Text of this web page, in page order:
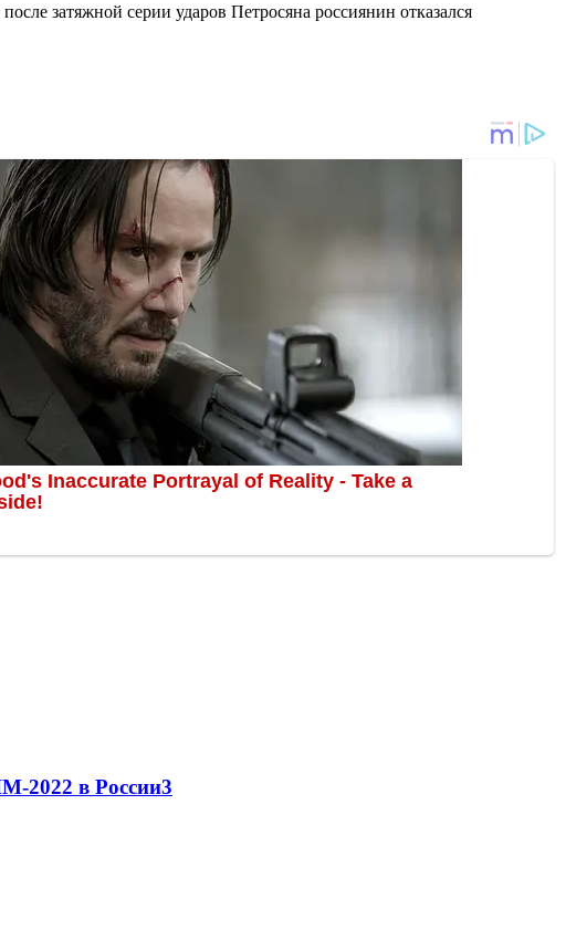
затяжной серии ударов Петросяна россиянин отказался
2022 в России3